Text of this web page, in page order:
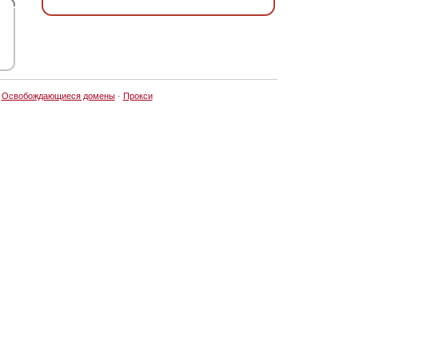
Освобождающиеся домены· Прокси